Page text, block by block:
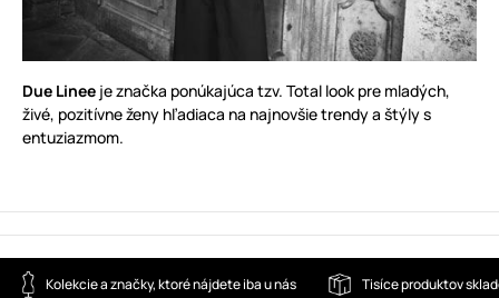
Due Linee je značka ponúkajúca tzv. Total look pre mladých,
živé, pozitívne ženy hľadiaca na najnovšie trendy a štýly s
entuziazmom.
Kolekcie a značky, ktoré nájdete iba u nás Tisíce produktov